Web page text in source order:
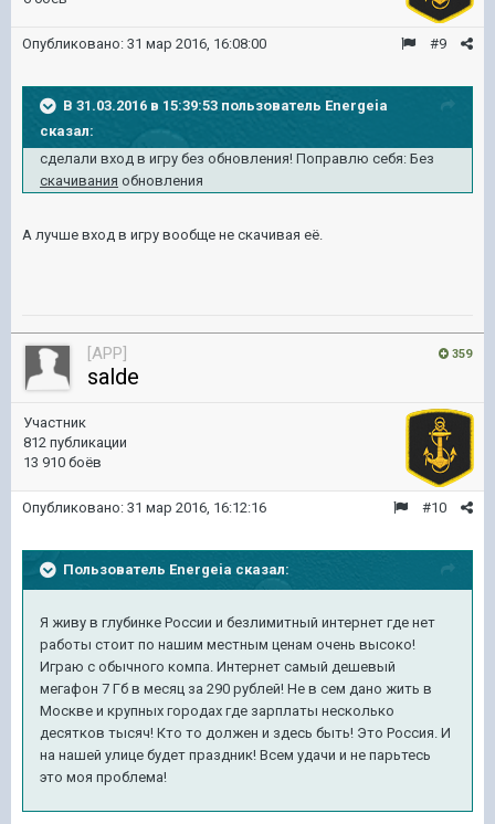
#9
Опубликовано: 31 мар 2016, 16:08:00
В 31.03.2016 в 15:39:53 пользователь Energeia
сказал:
сделали вход в игру без обновления! Поправлю себя: Без
скачивания обновления
А лучше вход в игру вообще не скачивая её.
359
[APP]
salde
Участник
812 публикации
13 910 боёв
#10
Опубликовано: 31 мар 2016, 16:12:16
Пользователь Energeia сказал:
Я живу в глубинке России и безлимитный интернет где нет
работы стоит по нашим местным ценам очень высоко!
Играю с обычного компа. Интернет самый дешевый
мегафон 7 Гб в месяц за 290 рублей! Не в сем дано жить в
Москве и крупных городах где зарплаты несколько
десятков тысяч! Кто то должен и здесь быть! Это Россия. И
на нашей улице будет праздник! Всем удачи и не парьтесь
это моя проблема!